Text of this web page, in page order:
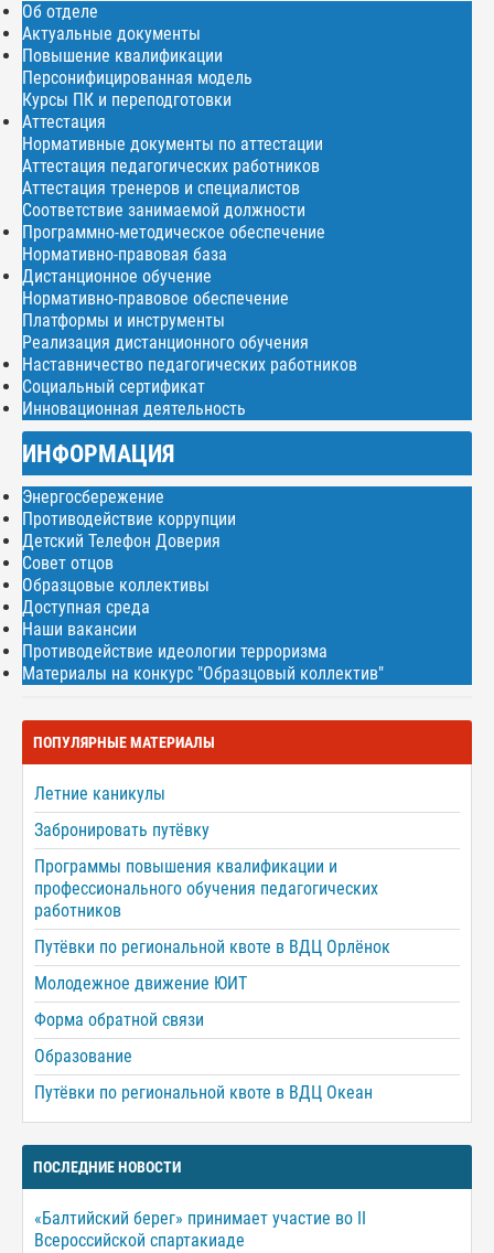
Об отделе
Актуальные документы
Повышение квалификации
Персонифицированная модель
Курсы ПК и переподготовки
Аттестация
Нормативные документы по аттестации
Аттестация педагогических работников
Аттестация тренеров и специалистов
Соответствие занимаемой должности
Программно-методическое обеспечение
Нормативно-правовая база
Дистанционное обучение
Нормативно-правовое обеспечение
Платформы и инструменты
Реализация дистанционного обучения
Наставничество педагогических работников
Социальный сертификат
Инновационная деятельность
ИНФОРМАЦИЯ
Энергосбережение
Противодействие коррупции
Детский Телефон Доверия
Совет отцов
Образцовые коллективы
Доступная среда
Наши вакансии
Противодействие идеологии терроризма
Материалы на конкурс "Образцовый коллектив"
ПОПУЛЯРНЫЕ МАТЕРИАЛЫ
Летние каникулы
Забронировать путёвку
Программы повышения квалификации и
профессионального обучения педагогических
работников
Путёвки по региональной квоте в ВДЦ Орлёнок
Молодежное движение ЮИТ
Форма обратной связи
Образование
Путёвки по региональной квоте в ВДЦ Океан
ПОСЛЕДНИЕ НОВОСТИ
«Балтийский берег» принимает участие во II
Всероссийской спартакиаде